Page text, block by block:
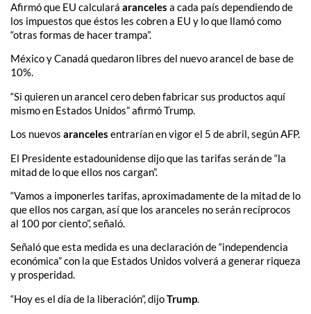
Afirmó que EU calculará aranceles a cada país dependiendo de
los impuestos que éstos les cobren a EU y lo que llamó como
“otras formas de hacer trampa”.
México y Canadá quedaron libres del nuevo arancel de base de
10%.
“Si quieren un arancel cero deben fabricar sus productos aquí
mismo en Estados Unidos” afirmó Trump.
Los nuevos aranceles entrarían en vigor el 5 de abril, según AFP.
El Presidente estadounidense dijo que las tarifas serán de “la
mitad de lo que ellos nos cargan”.
“Vamos a imponerles tarifas, aproximadamente de la mitad de lo
que ellos nos cargan, así que los aranceles no serán recíprocos
al 100 por ciento”, señaló.
Señaló que esta medida es una declaración de “independencia
económica” con la que Estados Unidos volverá a generar riqueza
y prosperidad.
“Hoy es el día de la liberación”, dijoTrump.